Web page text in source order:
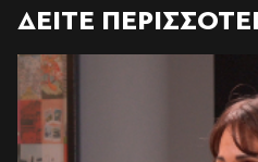
ΔΕΙΤΕ